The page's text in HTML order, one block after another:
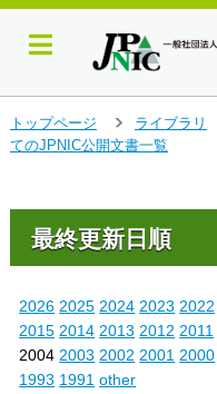
イ
ン
トップページ
＞
ライブラリ
てのJPNIC公開文書一覧
最終更新日順
2026 2025 2024 2023 2022
2015 2014 2013 2012 2011
20042003 2002 2001 2000
1993 1991 other